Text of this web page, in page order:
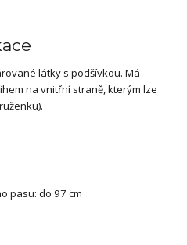
látky s podšívkou. Má
na vnitřní straně, kterým lze
pasu: do 97 cm